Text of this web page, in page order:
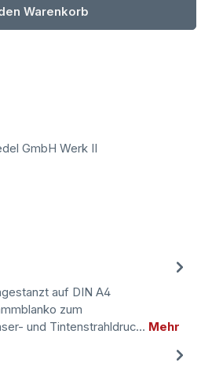
Warenkorb
GmbH Werk II
auf DIN A4
zum
und Tintenstrahldruc… Mehr